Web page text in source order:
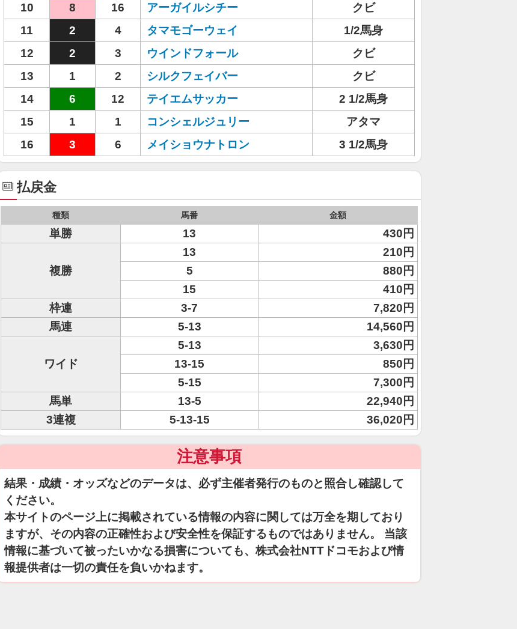
10
8 16 アーガイルシチー
クビ
11
2 4 タマモゴーウェイ
1/2馬身
12
2 3 ウインドフォール
クビ
13
1 2 シルクフェイバー
クビ
14
6 12 テイエムサッカー
2 1/2馬身
15
1 1 コンシェルジュリー
アタマ
16
3 6 メイショウナトロン 3 1/2馬身
払戻金
種類 馬番 金額
単勝 13 430円
複勝
13
210円
5
880円
15
410円
枠連
3-7
7,820円
馬連
5-13 14,560円
ワイド
5-13
3,630円
13-15
850円
5-15
7,300円
馬単
13-5
22,940円
3連複
5-13-15 36,020円
注意事項
結果・成績・オッズなどのデータは、必ず主催者発行のものと照合し確認して
ください。
本サイトのページ上に掲載されている情報の内容に関しては万全を期しており
ますが、その内容の正確性および安全性を保証するものではありません。 当該
情報に基づいて被ったいかなる損害についても、株式会社NTTドコモおよび情
報提供者は一切の責任を負いかねます。